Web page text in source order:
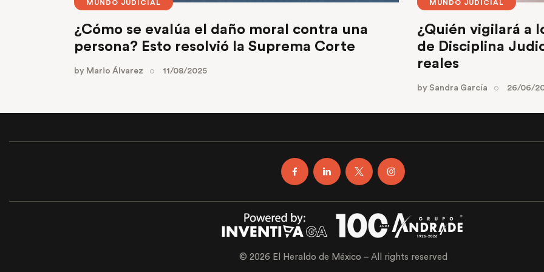
MUNDO JUDICIAL
¿Cómo se evalúa el daño moral contra una
persona? Esto resolvió la Suprema Corte
by Mario Álvarez 11/08/2025
MUNDO JUDICIAL
¿Quién vigilará a
de Disciplina
reales
by Sandra García 26/06/
© 2026 El Heraldo de México – All rights reserved